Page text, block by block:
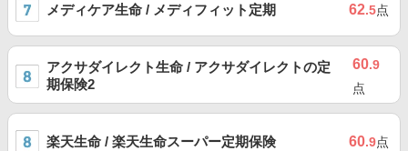
メディケア生命 / メディフィット定期 62.5点
アクサダイレクト生命 / アクサダイレクトの定
期保険2
60.9
点
楽天生命 / 楽天生命スーパー定期保険 60.9点